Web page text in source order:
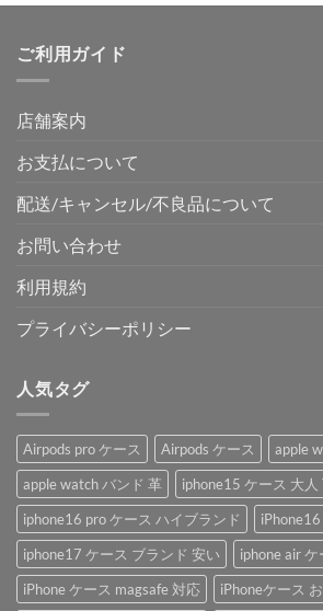
ご利用ガイド
店舗案内
お支払について
配送/キャンセル/不良品について
お問い合わせ
利用規約
プライバシーポリシー
人気タグ
Airpods pro ケース Airpods ケース
apple
apple watch バンド 革
iphone15 ケース 大人
iphone16 pro ケース ハイブランド
iphone17 ケース ブランド 安い
iphone air
iPhone ケース magsafe 対応
iPhoneケース